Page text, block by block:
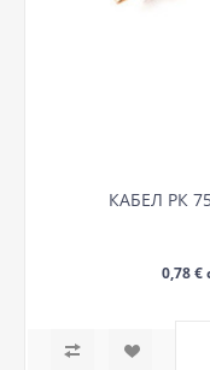
КАБЕЛ РК
0,78 €